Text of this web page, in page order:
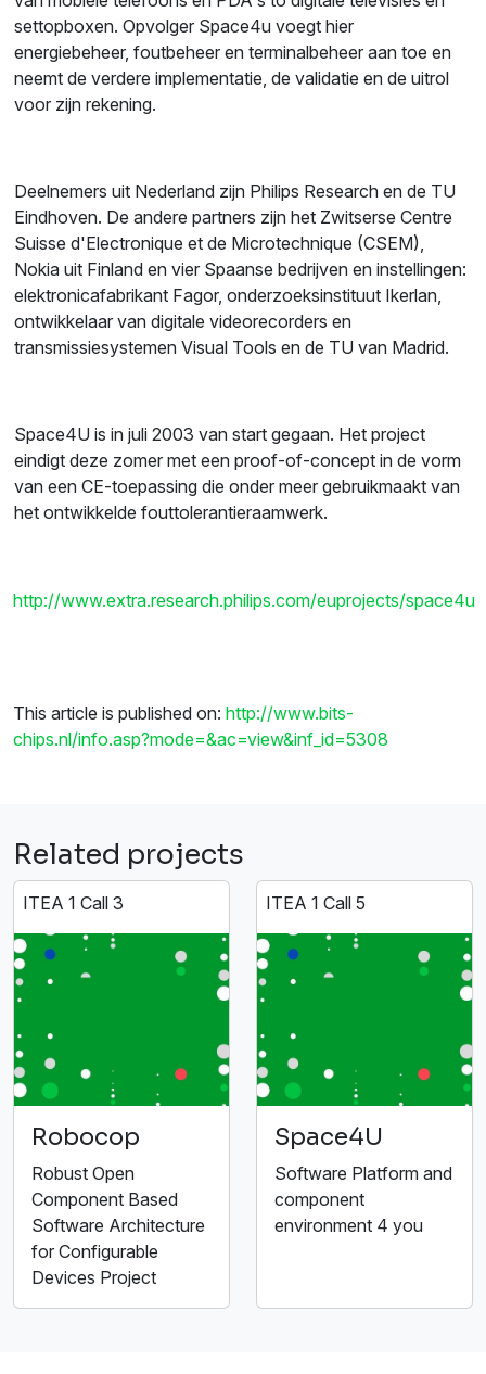
settopboxen. Opvolger Space4u voegt hier
energiebeheer, foutbeheer en terminalbeheer aan toe en
neemt de verdere implementatie, de validatie en de uitrol
voor zijn rekening.
Deelnemers uit Nederland zijn Philips Research en de TU
Eindhoven. De andere partners zijn het Zwitserse Centre
Suisse d'Electronique et de Microtechnique (CSEM),
Nokia uit Finland en vier Spaanse bedrijven en instellingen:
elektronicafabrikant Fagor, onderzoeksinstituut Ikerlan,
ontwikkelaar van digitale videorecorders en
transmissiesystemen Visual Tools en de TU van Madrid.
Space4U is in juli 2003 van start gegaan. Het project
eindigt deze zomer met een proof-of-concept in de vorm
van een CE-toepassing die onder meer gebruikmaakt van
het ontwikkelde fouttolerantieraamwerk.
http://www.extra.research.philips.com/euprojects/space4u
This article is published on: http://www.bits-
chips.nl/info.asp?mode=&ac=view&inf_id=5308
Related projects
ITEA 1 Call 3
Robocop
Robust Open
Component Based
Software Architecture
for Configurable
Devices Project
ITEA 1 Call 5
Space4U
Software Platform and
component
environment 4 you